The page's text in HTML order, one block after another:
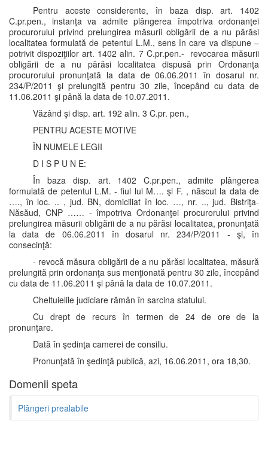
Pentru aceste considerente, în baza disp. art. 1402
C.pr.pen., instanţa va admite plângerea împotriva ordonanţei
procurorului privind prelungirea măsurii obligării de a nu părăsi
localitatea formulată de petentul L.M., sens în care va dispune –
potrivit dispoziţiilor art. 1402 alin. 7 C.pr.pen.- revocarea măsurii
obligării de a nu părăsi localitatea dispusă prin Ordonanţa
procurorului pronunţată la data de 06.06.2011 în dosarul nr.
234/P/2011 şi prelungită pentru 30 zile, începând cu data de
11.06.2011 şi până la data de 10.07.2011.
Văzând şi disp. art. 192 alin. 3 C.pr. pen.,
PENTRU ACESTE MOTIVE
ÎN NUMELE LEGII
D I S P U N E:
În baza disp. art. 1402 C.pr.pen., admite plângerea
formulată de petentul L.M. - fiul lui M…. şi F. , născut la data de
…., în loc. .. , jud. BN, domiciliat în loc. …, nr. .., jud. Bistriţa-
Năsăud, CNP …… - împotriva Ordonanţei procurorului privind
prelungirea măsurii obligării de a nu părăsi localitatea, pronunţată
la data de 06.06.2011 în dosarul nr. 234/P/2011 - şi, în
consecinţă:
- revocă măsura obligării de a nu părăsi localitatea, măsură
prelungită prin ordonanţa sus menţionată pentru 30 zile, începând
cu data de 11.06.2011 şi până la data de 10.07.2011.
Cheltuielile judiciare rămân în sarcina statului.
Cu drept de recurs în termen de 24 de ore de la
pronunţare.
Dată în şedinţa camerei de consiliu.
Pronunţată în şedinţă publică, azi, 16.06.2011, ora 18,30.
Domenii speta
Plângeri prealabile